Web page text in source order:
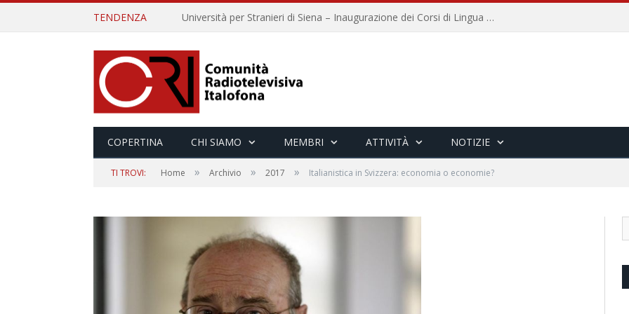
TENDENZA Università per Stranieri di Siena – Inaugurazione dei Corsi di Lingua e Cultura Italiana, 109a annata
COPERTINA CHI SIAMO MEMBRI ATTIVITÀ NOTIZIE
TI TROVI: Home » Archivio » 2017 » Italianistica in Svizzera: economia o economie?